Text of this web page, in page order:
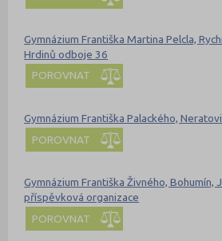
Gymnázium Františka Martina Pelcla,
Hrdinů odboje 36
POROVNAT
Gymnázium Františka Palackého,
POROVNAT
Gymnázium Františka Živného, Bohumín,
příspěvková organizace
POROVNAT